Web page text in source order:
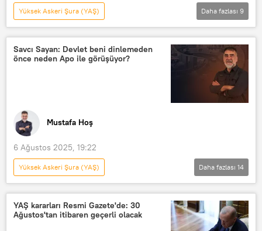
Yüksek Askeri Şura (YAŞ)
CEYHUN BOZKURT'LA BÖLGENİN KALBİ
Haberler
Numan Kurtulmuş
İbrahim Kalın
NATO
Daha fazlası 9
Savcı Sayan: Devlet beni dinlemeden
önce neden Apo ile görüşüyor?
Mustafa Hoş
6 Ağustos 2025, 19:22
Yüksek Askeri Şura (YAŞ)
MUSTAFA HOŞ İLE YOL ARKADAŞI
Türkiye
Savcı Sayan
Abdullah Öcalan
Apo
Daha fazlası 14
YAŞ kararları Resmi Gazete'de: 30
Ağustos'tan itibaren geçerli olacak